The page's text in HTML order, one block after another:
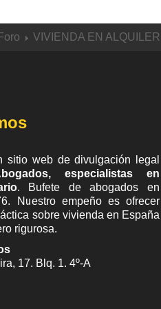
Foro VIVIENDA EN ALQUILER
sitio web de divulgación legal
especialistas en
. Bufete deabogados en
Nuestro empeño es ofrecer
sobre vivienda en España
rigurosa.
17. Blq. 1. 4º-A